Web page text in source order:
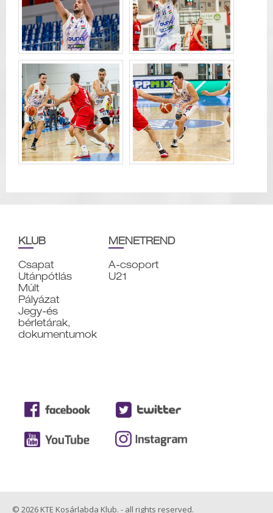
KLUB
Csapat
Utánpótlás
Múlt
Pályázat
Jegy-és
bérletárak,
dokumentumok
MENETREND
A-csoport
U21
© 2026 KTE Kosárlabda Klub. - all rights reserved.